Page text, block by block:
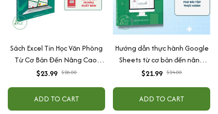
Sách Excel Tin Học Văn Phòng
Từ Cơ Bản Đến Nâng Cao,
Tặng Video Hướng Dẫn + File
$23.99 $26.00
ADD TO CART
Hướng dẫn thực hành Google
Sheets từ cơ bản đến nâng
cao kèm video bài giảng
$21.99 $24.00
ADD TO CART